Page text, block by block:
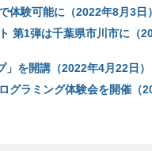
体験可能に（2022年8月3日
第1弾は千葉県市川市に（
を開講（2022年4月22日）
グラミング体験会を開催（